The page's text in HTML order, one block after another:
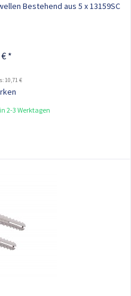
Bestehend aus 5 x 13159SC
*
10,71 €
2-3 Werktagen